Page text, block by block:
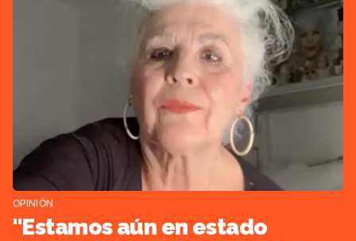
OPINIÓN
"Estamos aún en estado